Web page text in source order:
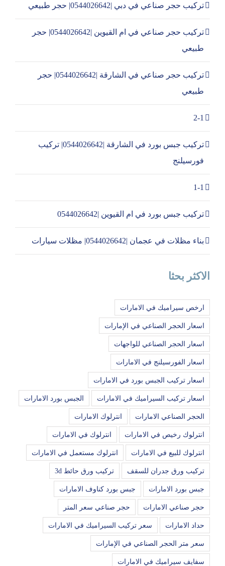
تركيب حجر صناعي في دبي |0544026642| حجر طبيعي
تركيب حجر صناعي في ام القيوين |0544026642| حجر
طبيعي
تركيب حجر صناعي في الشارقة |0544026642| حجر
طبيعي
2-1
تركيب جبس بورد في الشارقة |0544026642| تركيب
فورسيلنج
1-1
تركيب جبس بورد في ام القيوين |0544026642
بناء مظلات في عجمان |0544026642| مظلات سيارات
الاكثر بحثا
ارخص سيراميك في الامارات
اسعار الحجر الصناعي في الإمارات
اسعار الحجر الصناعي للواجهات
اسعار الفورسيلنج في الامارات
اسعار تركيب الجبس بورد في الامارات
اسعار تركيب السيراميك في الامارات الجبس بورد الامارات
الحجر الصناعي الامارات انترلوك الامارات
انترلوك رخيص في الامارات انترلوك في الامارات
انترلوك للبيع في الامارات انترلوك مستعمل في الامارات
تركيب ورق جدران للسقف تركيب ورق حائط 3d
جبس بورد الامارات جبس بورد كناوف الامارات
حجر صناعي الامارات حجر صناعي سعر المتر
حداد الامارات سعر تركيب السيراميك في الامارات
سعر متر الحجر الصناعي في الإمارات
سفايف سيراميك في الامارات